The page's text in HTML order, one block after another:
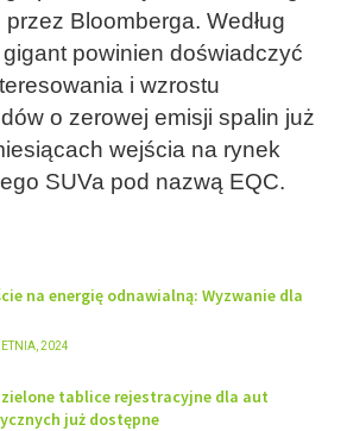
Bloomberga. Według
powinien doświadczyć
i wzrostu
o zerowej emisji spalin już
wejścia na rynek
SUVa pod nazwą EQC.
na energię odnawialną: Wyzwanie dla
2024
zielone tablice rejestracyjne dla aut
już dostępne